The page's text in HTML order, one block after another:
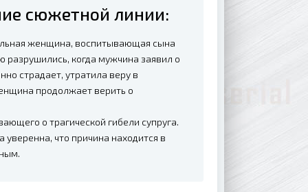
сюжетной линии:
женщина, воспитывающая сына
разрушились, когда мужчина заявил о
страдает, утратила веру в
продолжает верить о
о трагической гибели супруга.
что причина находится в